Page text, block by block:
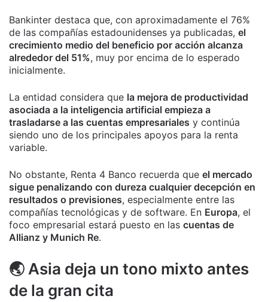
Bankinter destaca que, con aproximadamente el 76%
de las compañías estadounidenses ya publicadas, el
crecimiento medio del beneficio por acción alcanza
alrededor del 51%, muy por encima de lo esperado
inicialmente.
La entidad considera que la mejora de productividad
asociada a la inteligencia artificial empieza a
trasladarse a las cuentas empresariales y continúa
siendo uno de los principales apoyos para la renta
variable.
No obstante, Renta 4 Banco recuerda que el mercado
sigue penalizando con dureza cualquier decepción en
resultados o previsiones, especialmente entre las
compañías tecnológicas y de software. En Europa, el
foco empresarial estará puesto en las cuentas de
Allianz y Munich Re.
🌏 Asia deja un tono mixto antes
de la gran cita